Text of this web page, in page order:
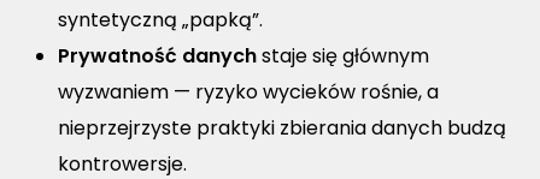
syntetyczną „papką”.
Prywatność danychstaje się głównym
wyzwaniem — ryzyko wycieków rośnie, a
nieprzejrzyste praktyki zbierania danych budzą
kontrowersje.